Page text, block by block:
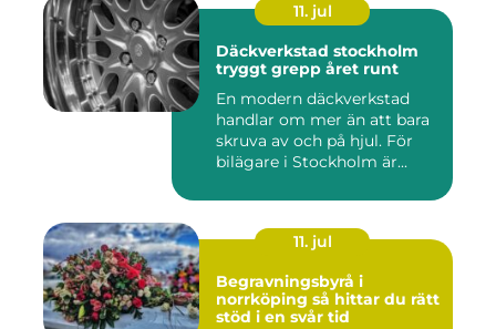
11. jul
Däckverkstad stockholm
tryggt grepp året runt
En modern däckverkstad
handlar om mer än att bara
skruva av och på hjul. För
bilägare i Stockholm är...
11. jul
Begravningsbyrå i
norrköping så hittar du rätt
stöd i en svår tid